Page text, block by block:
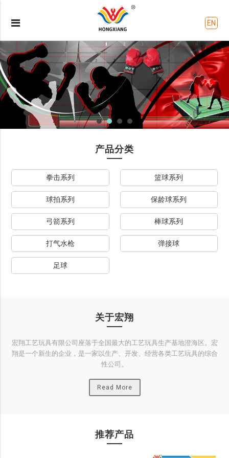
EN
产品分类
拳击系列 篮球系列
球拍系列 保龄球系列
弓箭系列 棒球系列
打气水枪 弹接球
足球
关于宏翔
宏翔工艺玩具有限公司座落于全国最大的工艺玩具生产基地澄海区。宏
翔是一个新生的企业，是一家以生产、开发、经营各类工艺玩具的综合
性公司。
Read More
推荐产品